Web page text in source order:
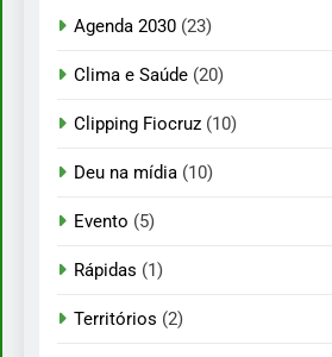
Agenda 2030 (23)
Clima e Saúde (20)
Clipping Fiocruz (10)
Deu na mídia (10)
Evento (5)
Rápidas (1)
Territórios (2)